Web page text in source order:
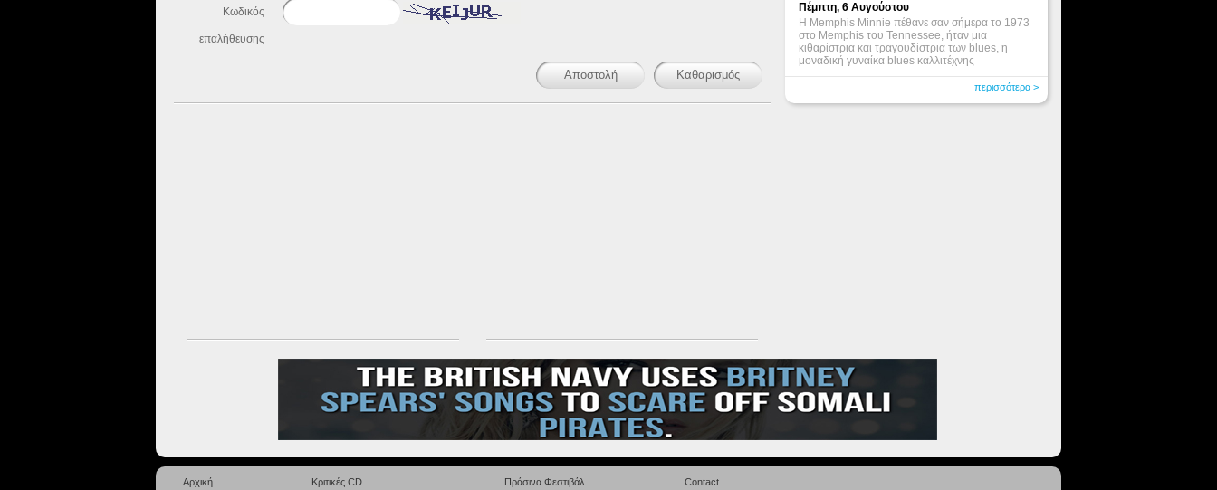
Κωδικός
επαλήθευσης
Πέμπτη, 6 Αυγούστου
Η Memphis Minnie πέθανε σαν σήμερα το 1973
στο Memphis του Tennessee, ήταν μια
κιθαρίστρια και τραγουδίστρια των blues, η
μοναδική γυναίκα blues καλλιτέχνης
περισσότερα >
Αρχική
Κριτικές CD
Πράσινα Φεστιβάλ
Contact